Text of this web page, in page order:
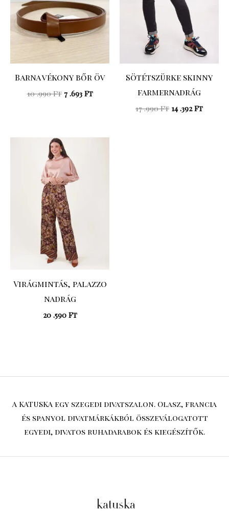
Barna vékony bőr öv
10 .990Ft 7 .693 Ft
Sötétszürke skinny
farmernadrág
17 .990Ft 14 .392Ft
Virágmintás, palazzo
nadrág
20 .590 Ft
A KATUSKA egy szegedi divatszalon. Olasz, francia
és spanyol divatmárkákból összeválogatott
egyedi, divatos ruhadarabok és kiegészítők.